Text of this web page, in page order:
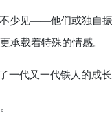
见——他们或独自振
承载着特殊的情感。
代又一代铁人的成